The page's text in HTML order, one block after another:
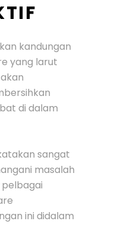
kandungan
yang larut
di dalam
sangat
masalah
ini didalam